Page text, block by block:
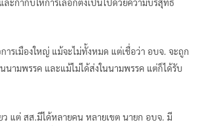
รเมืองใหญ่ แม้จะไม่ทั้งหมด แต่เชื่อว่า อบจ.​ จะถูก
นามพรรค​ และแม้ไม่ได้ส่งในนามพรรค​ แต่ก็ได้รับ
แต่ สส.มีได้หลายคน​ หลายเขต นายก อบจ.​ มี